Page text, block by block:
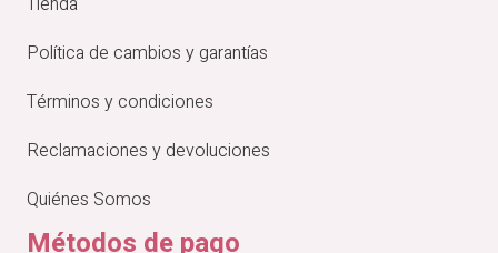
Política de cambios y garantías
Términos y condiciones
Reclamaciones y devoluciones
Quiénes Somos
Métodos de pago